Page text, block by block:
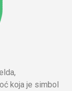
koja je simbol